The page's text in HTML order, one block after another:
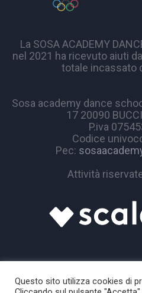
La SOSA ACADEMY
nel 2021 ha ricevuto aiuti
totale incassato
Sosa academy dance
17 20090
P.iva
Codice
Pec:
Attività
Questo sito utilizza cookies di